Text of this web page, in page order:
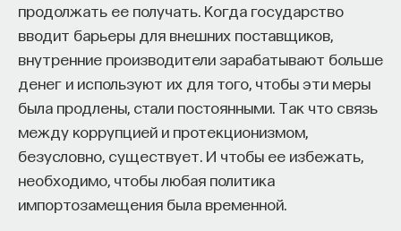
продолжать ее получать. Когда государство
вводит барьеры для внешних поставщиков,
внутренние производители зарабатывают больше
денег и используют их для того, чтобы эти меры
была продлены, стали постоянными. Так что связь
между коррупцией и протекционизмом,
безусловно, существует. И чтобы ее избежать,
необходимо, чтобы любая политика
импортозамещения была временной.